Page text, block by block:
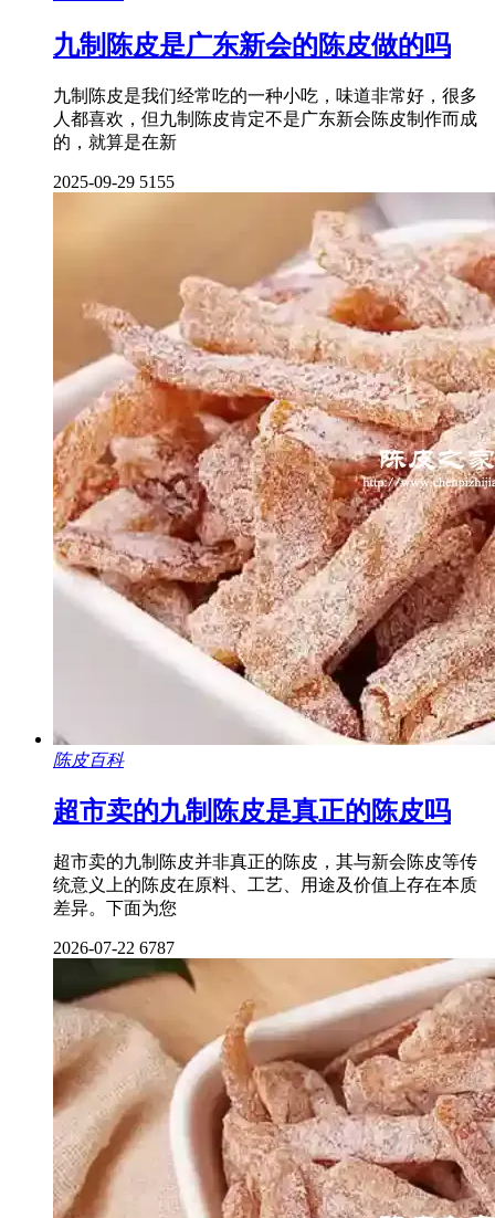
九制陈皮是广东新会的陈皮做的吗
九制陈皮是我们经常吃的一种小吃，味道非常好，很多
人都喜欢，但九制陈皮肯定不是广东新会陈皮制作而成
的，就算是在新
2025-09-29 5155
陈皮百科
超市卖的九制陈皮是真正的陈皮吗
超市卖的九制陈皮并非真正的陈皮，其与新会陈皮等传
统意义上的陈皮在原料、工艺、用途及价值上存在本质
差异。下面为您
2026-07-22 6787